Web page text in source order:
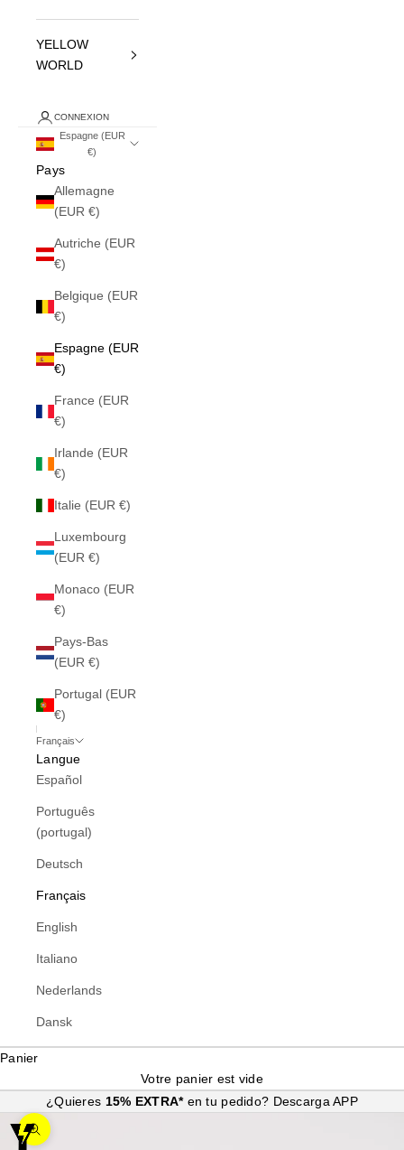
YELLOW
WORLD
CONNEXION
Espagne (EUR
€)
Pays
Allemagne
(EUR €)
Autriche (EUR
€)
Belgique (EUR
€)
Espagne (EUR
€)
France (EUR
€)
Irlande (EUR
€)
Italie (EUR €)
Luxembourg
(EUR €)
Monaco (EUR
€)
Pays-Bas
(EUR €)
Portugal (EUR
€)
Français
Langue
Español
Português
(portugal)
Deutsch
Français
English
Italiano
Nederlands
Dansk
Panier
Votre panier est vide
¿Quieres 15% EXTRA* en tu pedido? Descarga APP
Zoomer sur l'image